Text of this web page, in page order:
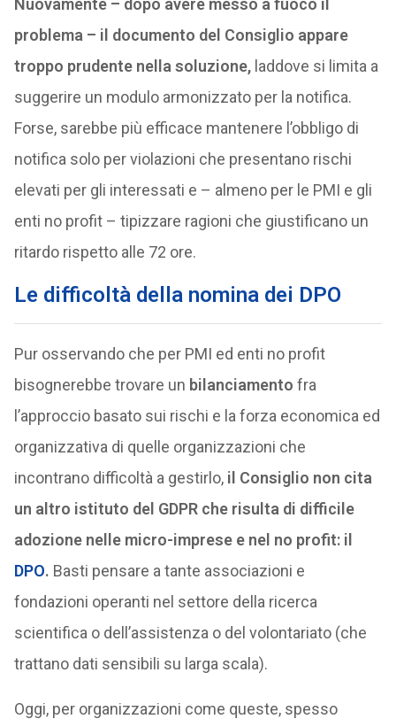
Nuovamente – dopo avere messo a fuoco il
problema – il documento del Consiglio appare
troppo prudente nella soluzione,laddove si limita a
suggerire un modulo armonizzato per la notifica.
Forse, sarebbe più efficace mantenere l’obbligo di
notifica solo per violazioni che presentano rischi
elevati per gli interessati e – almeno per le PMI e gli
enti no profit – tipizzare ragioni che giustificano un
ritardo rispetto alle 72 ore.
Le difficoltà della nomina dei DPO
Pur osservando che per PMI ed enti no profit
bisognerebbe trovare un bilanciamento fra
l’approccio basato sui rischi e la forza economica ed
organizzativa di quelle organizzazioni che
incontrano difficoltà a gestirlo, il Consiglio non cita
un altro istituto del GDPR che risulta di difficile
adozione nelle micro-imprese e nel no profit: il
DPO. Basti pensare a tante associazioni e
fondazioni operanti nel settore della ricerca
scientifica o dell’assistenza o del volontariato (che
trattano dati sensibili su larga scala).
Oggi, per organizzazioni come queste, spesso